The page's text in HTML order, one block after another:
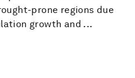
prone regions due
growth and ...